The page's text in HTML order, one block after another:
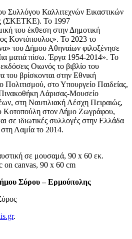
Συλλόγου Καλλιτεχνών Εικαστικών
(ΣΚΕΤΚΕ). Το 1997
του έκθεση στην Δημοτική
Κοντόπουλος». Το 2023 το
του Δήμου Αθηναίων φιλοξένησε
ματιά πίσω. Έργα 1954-2014». Το
Οιωνός το βιβλίο του
βρίσκονται στην Εθνική
Πολιτισμού, στο Υπουργείο Παιδείας,
Λάρισας-Μουσείο
στη Ναυτιλιακή Λέσχη Πειραιώς,
Κοτοπούλη στον Δήμο Ζωγράφου,
σε ιδιωτικές συλλογές στην Ελλάδα
Λαμία το 2014.
σε μουσαμά, 90 x 60 εκ.
on canvas, 90 x 60 cm
Σύρου – Ερμούπολης
.